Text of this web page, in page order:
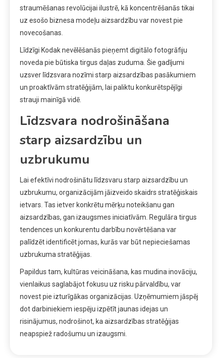
straumēšanas revolūcijai ilustrē, kā koncentrēšanās tikai
uz esošo biznesa modeļu aizsardzību var novest pie
novecošanas.
Līdzīgi Kodak nevēlēšanās pieņemt digitālo fotogrāfiju
noveda pie būtiska tirgus daļas zuduma. Šie gadījumi
uzsver līdzsvara nozīmi starp aizsardzības pasākumiem
un proaktīvām stratēģijām, lai paliktu konkurētspējīgi
strauji mainīgā vidē.
Līdzsvara nodrošināšana
starp aizsardzību un
uzbrukumu
Lai efektīvi nodrošinātu līdzsvaru starp aizsardzību un
uzbrukumu, organizācijām jāizveido skaidrs stratēģiskais
ietvars. Tas ietver konkrētu mērķu noteikšanu gan
aizsardzības, gan izaugsmes iniciatīvām. Regulāra tirgus
tendences un konkurentu darbību novērtēšana var
palīdzēt identificēt jomas, kurās var būt nepieciešamas
uzbrukuma stratēģijas.
Papildus tam, kultūras veicināšana, kas mudina inovāciju,
vienlaikus saglabājot fokusu uz risku pārvaldību, var
novest pie izturīgākas organizācijas. Uzņēmumiem jāspēj
dot darbiniekiem iespēju izpētīt jaunas idejas un
risinājumus, nodrošinot, ka aizsardzības stratēģijas
neapspiež radošumu un izaugsmi.